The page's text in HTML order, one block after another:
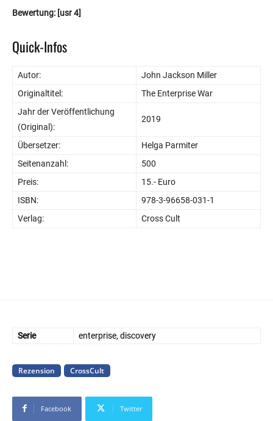
Bewertung: [usr 4]
Quick-Infos
Autor:
John Jackson Miller
Originaltitel:
The Enterprise War
Jahr der Veröffentlichung
(Original):
2019
Übersetzer:
Helga Parmiter
Seitenanzahl:
500
Preis:
15.- Euro
ISBN:
978-3-96658-031-1
Verlag:
Cross Cult
Serie enterprise, discovery
Rezension CrossCult
Facebook Twitter